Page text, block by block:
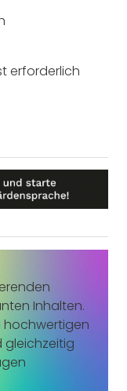
erforderlich
Inhalten.
hochwertigen
gleichzeitig